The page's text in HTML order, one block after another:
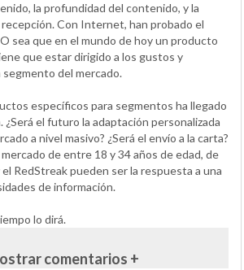
la profundidad del contenido, y la
Con Internet, han probado el
sea que en el mundo de hoy un producto
que estar dirigido a los gustos y
del mercado.
específicos para segmentos ha llegado
¿Será el futuro la adaptación personalizada
a nivel masivo? ¿Será el envío a la carta?
de entre 18 y 34 años de edad, de
RedStreak pueden ser la respuesta a una
de información.
lo dirá.
comentarios +